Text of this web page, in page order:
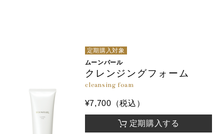
定期購入対象
ムーンパール
クレンジングフォーム
cleansing foam
¥7,700（税込）
定期購入する